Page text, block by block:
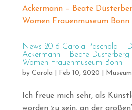
News 2016 Carola Paschold –
Ackermann – Beate
Women Frauenmuseum Bonn
by Carola Feb 10, 2020 Museum,
Ich freue mich sehr, als
worden zu sein, an der